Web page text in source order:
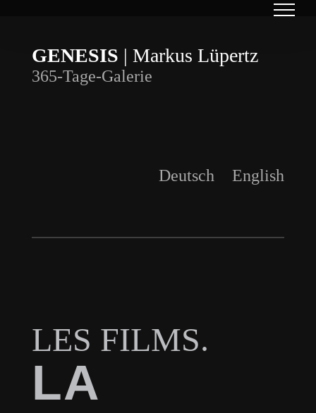
content
GENESIS | Markus Lüpertz
365-Tage-Galerie
Deutsch English
LES FILMS.
LA